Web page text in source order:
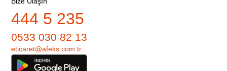
444 5 235
0533 030 82 13
eticaret@afeks.com.tr